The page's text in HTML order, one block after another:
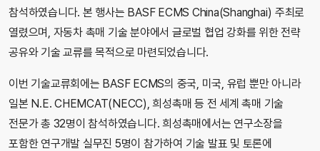
참석하였습니다. 본 행사는 BASF ECMS China(Shanghai) 주최로
열렸으며, 자동차 촉매 기술 분야에서 글로벌 협업 강화를 위한 전략
공유와 기술 교류를 목적으로 마련되었습니다.
이번 기술교류회에는 BASF ECMS의 중국, 미국, 유럽 뿐만 아니라
일본 N.E. CHEMCAT(NECC), 희성촉매 등 전 세계 촉매 기술
전문가 총 32명이 참석하였습니다. 희성촉매에서는 연구소장을
포함한 연구개발 실무진 5명이 참가하여 기술 발표 및 토론에